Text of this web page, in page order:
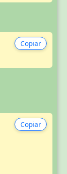
Copiar
Copiar